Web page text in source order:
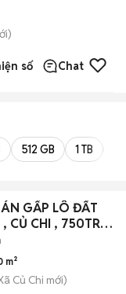
số Chat
512 GB 1 TB
GẤP LÔ ĐẤT
CỦ CHI , 750TR ,
m²
Củ Chi mới)